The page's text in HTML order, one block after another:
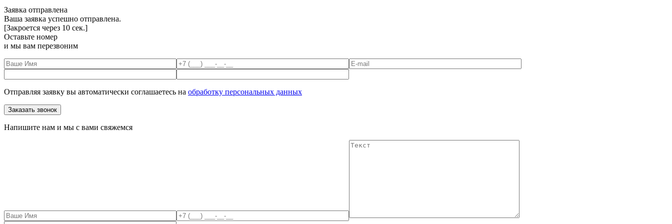
Заявка отправлена
Ваша заявка успешно отправлена.
[Закроется через 10 сек.]
Оставьте номер
и мы вам перезвоним
Отправляя заявку вы автоматически соглашаетесь на обработку персональных данных
Напишите нам и мы с вами свяжемся